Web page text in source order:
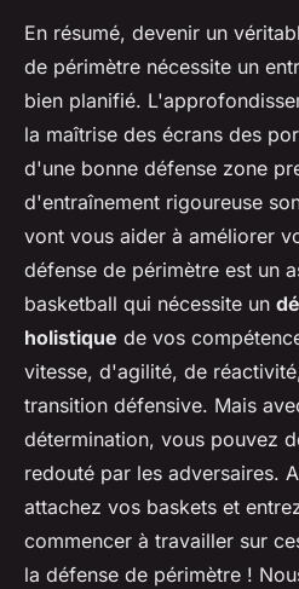
En résumé, devenir un
de périmètre nécessite un
bien planifié.
la maîtrise des écrans des
d'une bonne défense zone
d'entraînement rigoureuse
vont vous aider à améliorer
défense de périmètre est un
basketball qui nécessite un
holistique de vos
vitesse, d'agilité, de
transition défensive. Mais
détermination, vous pouvez
redouté par les adversaires.
attachez vos baskets et
commencer à travailler sur
la défense de périmètre !